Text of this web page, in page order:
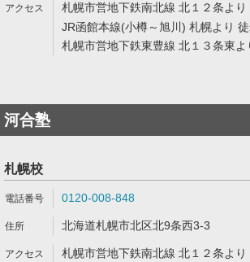
札幌市営地下鉄南北線 北１２条よ
JR函館本線(小樽～旭川) 札幌より
札幌市営地下鉄東豊線 北１３条東
河合塾
札幌校
0120-008-848
北海道札幌市北区北9条西3-3
札幌市営地下鉄南北線 北１２条よ